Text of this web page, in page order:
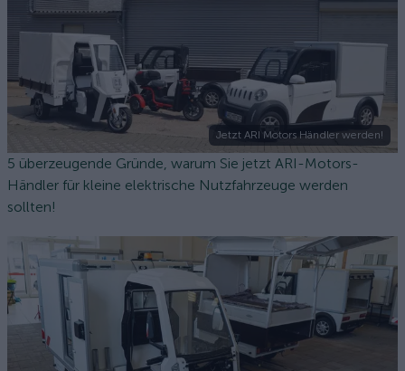
Jetzt ARI Motors Händler werden!
5 überzeugende Gründe, warum Sie jetzt ARI-Motors-
Händler für kleine elektrische Nutzfahrzeuge werden
sollten!